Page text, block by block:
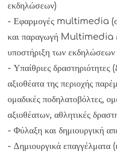
εκδηλώσεων)
- Εφαρμογές multimedia
και παραγωγή Multimedia
υποστήριξη των εκδηλώσεων
- Υπαίθριες δραστηριότητες
αξιοθέατα της περιοχής
ομαδικές ποδηλατοβόλτες,
αξιοθέατων, αθλητικές
- Φύλαξη και δημιουργική
- Δημιουργικά επαγγέλματα